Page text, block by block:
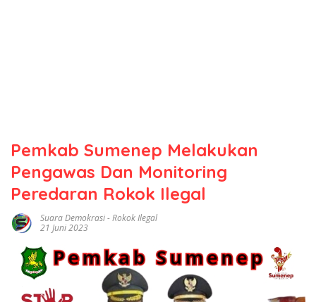
Pemkab Sumenep Melakukan
Pengawas Dan Monitoring
Peredaran Rokok Ilegal
Suara Demokrasi-Rokok Ilegal
21 Juni 2023